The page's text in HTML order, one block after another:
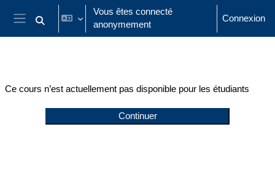
Passer au contenu principal
Panneau latéral
Activer/désactiver la saisie de recherche
Vous êtes connecté
anonymement
Connexion
Ce cours n’est actuellement pas disponible pour les étudiants
Continuer